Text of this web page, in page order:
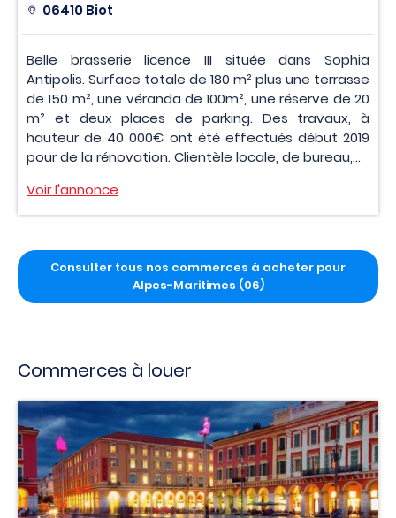
06410 Biot
Belle brasserie licence III située dans Sophia
Antipolis. Surface totale de 180 m² plus une terrasse
de 150 m², une véranda de 100m², une réserve de 20
m² et deux places de parking. Des travaux, à
hauteur de 40 000€ ont été effectués début 2019
pour de la rénovation. Clientèle locale, de bureau,...
Voir l'annonce
Consulter tous nos commerces à acheter pour
Alpes-Maritimes (06)
Commerces à louer